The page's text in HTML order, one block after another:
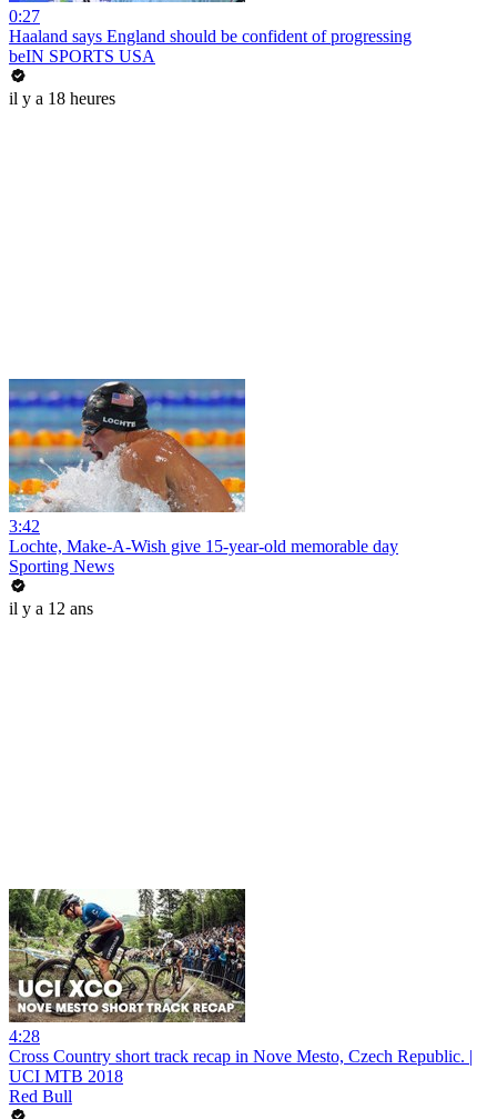
0:27
Haaland says England should be confident of progressing
beIN SPORTS USA
il y a 18 heures
3:42
Lochte, Make-A-Wish give 15-year-old memorable day
Sporting News
il y a 12 ans
4:28
Cross Country short track recap in Nove Mesto, Czech Republic. |
UCI MTB 2018
Red Bull